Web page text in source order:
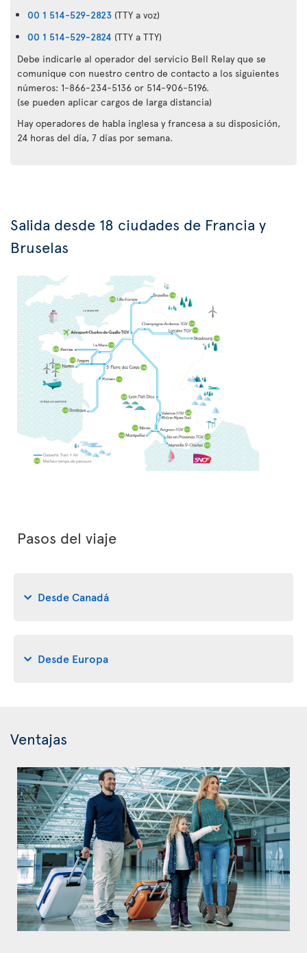
00 1 514-529-2823 (TTY a voz)
00 1 514-529-2824 (TTY a TTY)
Debe indicarle al operador del servicio Bell Relay que se
comunique con nuestro centro de contacto a los siguientes
números: 1-866-234-5136 or 514-906-5196.
(se pueden aplicar cargos de larga distancia)
Hay operadores de habla inglesa y francesa a su disposición,
24 horas del día, 7 días por semana.
Salida desde 18 ciudades de Francia y
Bruselas
Pasos del viaje
Desde Canadá
Desde Europa
Ventajas